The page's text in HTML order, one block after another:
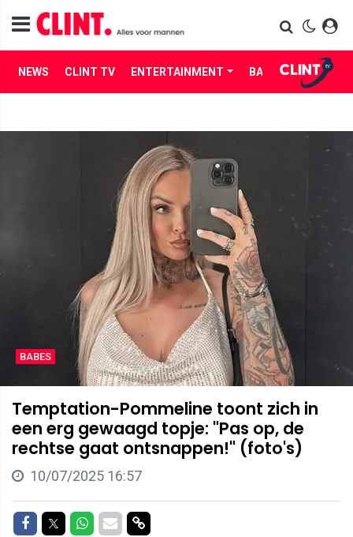
NEWS CLINT TV ENTERTAINMENT BABES LIFE
BABES
Temptation-Pommeline toont zich in
een erg gewaagd topje: "Pas op, de
rechtse gaat ontsnappen!" (foto's)
10/07/2025 16:57
Delen op Facebook
Delen op Twitter
Delen op Whatsapp
Delen via Mail
Delen via link